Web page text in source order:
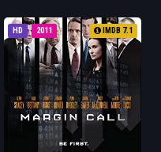
HD 2011 IMDB 7.1